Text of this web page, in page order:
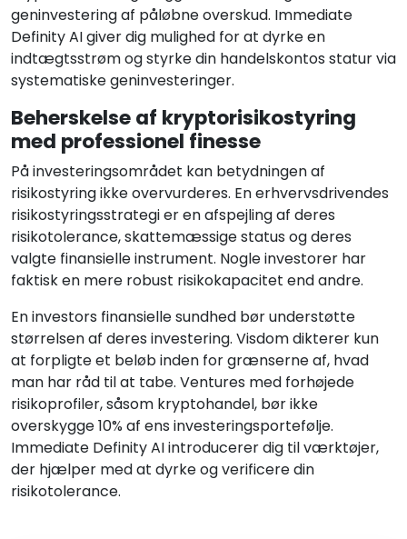
geninvestering af påløbne overskud. Immediate
Definity AI giver dig mulighed for at dyrke en
indtægtsstrøm og styrke din handelskontos statur via
systematiske geninvesteringer.
Beherskelse af kryptorisikostyring
med professionel finesse
På investeringsområdet kan betydningen af
risikostyring ikke overvurderes. En erhvervsdrivendes
risikostyringsstrategi er en afspejling af deres
risikotolerance, skattemæssige status og deres
valgte finansielle instrument. Nogle investorer har
faktisk en mere robust risikokapacitet end andre.
En investors finansielle sundhed bør understøtte
størrelsen af deres investering. Visdom dikterer kun
at forpligte et beløb inden for grænserne af, hvad
man har råd til at tabe. Ventures med forhøjede
risikoprofiler, såsom kryptohandel, bør ikke
overskygge 10% af ens investeringsportefølje.
Immediate Definity AI introducerer dig til værktøjer,
der hjælper med at dyrke og verificere din
risikotolerance.